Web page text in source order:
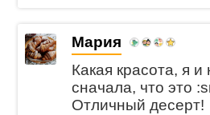
Мария
Какая красота, я и
сначала, что это
Отличный десерт!